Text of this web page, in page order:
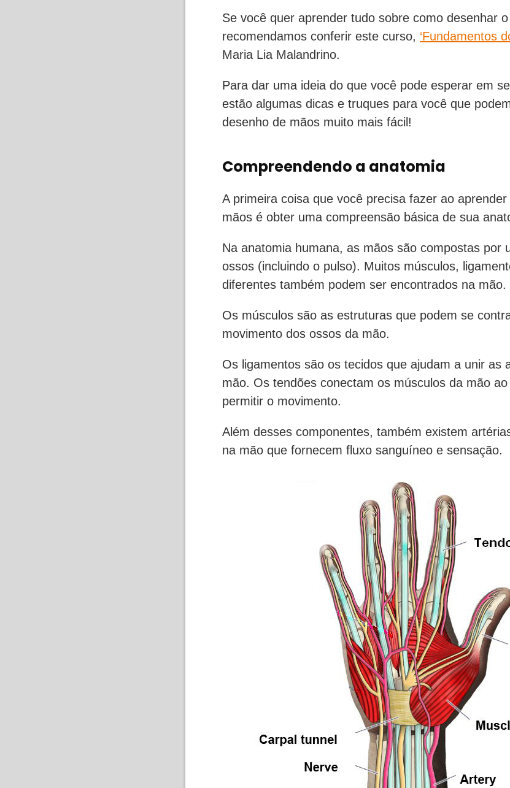
Se você quer aprender tudo sobre como desenhar
recomendamos conferir este curso, ‘Fundamentos
Maria Lia Malandrino.
Para dar uma ideia do que você pode esperar em
estão algumas dicas e truques para você que
desenho de mãos muito mais fácil!
Compreendendo a anatomia
A primeira coisa que você precisa fazer ao
mãos é obter uma compreensão básica de sua
Na anatomia humana, as mãos são compostas por
ossos (incluindo o pulso). Muitos músculos,
diferentes também podem ser encontrados na mão.
Os músculos são as estruturas que podem se
movimento dos ossos da mão.
Os ligamentos são os tecidos que ajudam a unir as
mão. Os tendões conectam os músculos da mão
permitir o movimento.
Além desses componentes, também existem
na mão que fornecem fluxo sanguíneo e sensação.